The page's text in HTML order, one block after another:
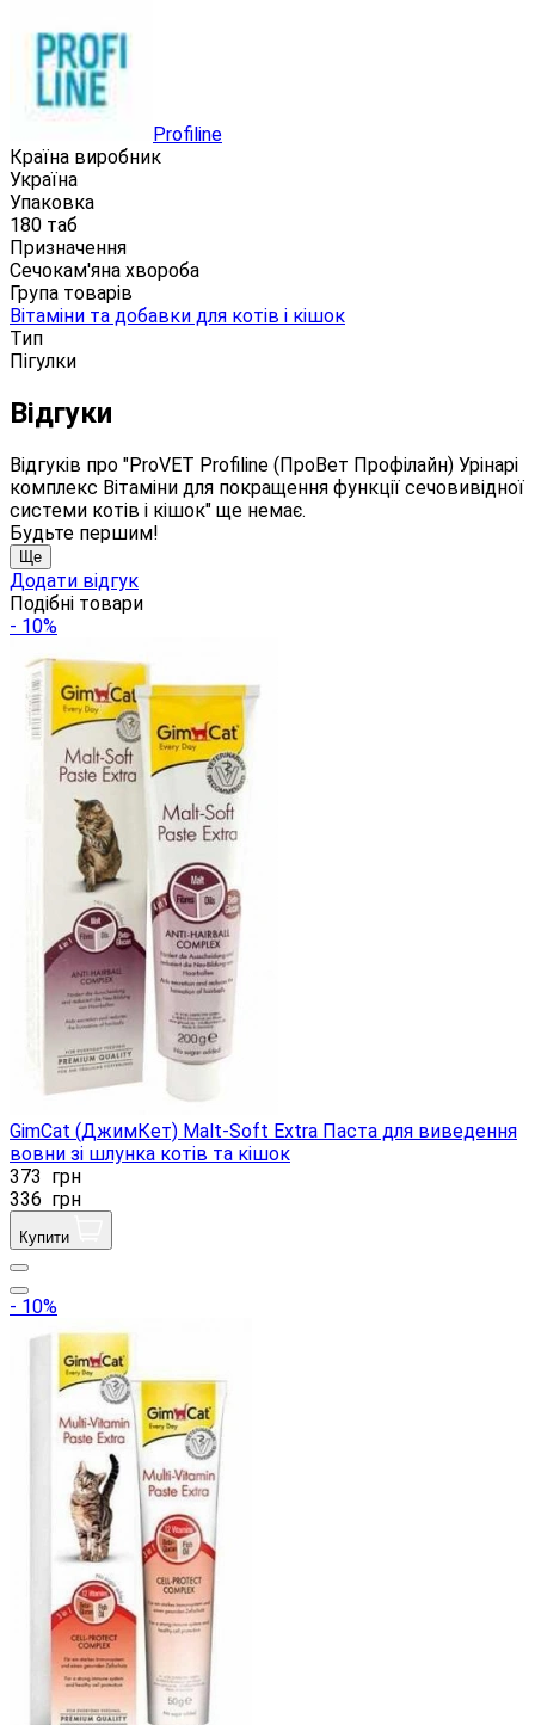
Profiline
Країна виробник
Україна
Упаковка
180 таб
Призначення
Сечокам'яна хвороба
Група товарів
Вітаміни та добавки для котів і кішок
Тип
Пігулки
Відгуки
Відгуків про "ProVET Profiline (ПроВет Профілайн) Урінарі
комплекс Вітаміни для покращення функції сечовивідної
системи котів і кішок" ще немає.
Будьте першим!
Ще
Додати відгук
Подібні товари
- 10%
GimCat (ДжимКет) Malt-Soft Extra Паста для виведення
вовни зі шлунка котів та кішок
373 грн
336 грн
Купити
- 10%